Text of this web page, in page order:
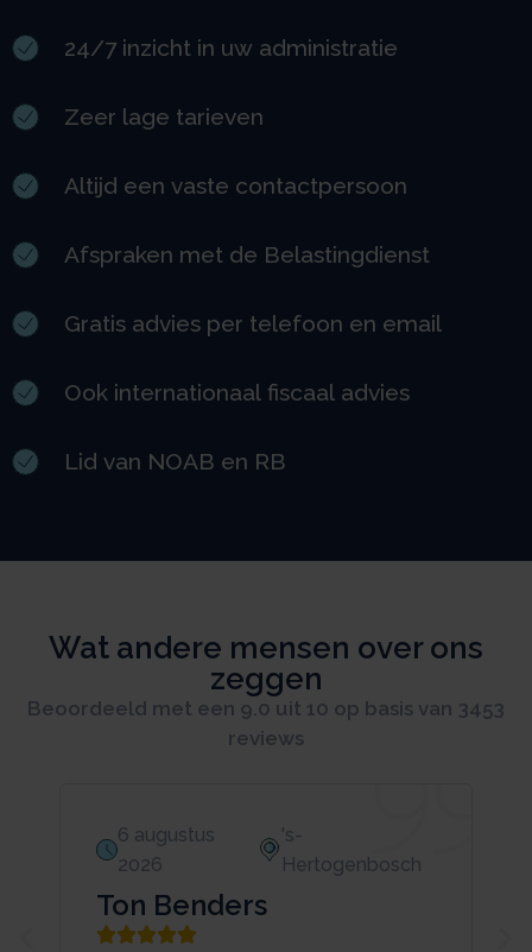
24/7 inzicht in uw administratie
Zeer lage tarieven
Altijd een vaste contactpersoon
Afspraken met de Belastingdienst
Gratis advies per telefoon en email
Ook internationaal fiscaal advies
Lid van NOAB en RB
Wat andere mensen over ons
zeggen
Beoordeeld met een 9.0 uit 10 op basis van 3453
reviews
6 augustus
2026
's-
Hertogenbosch
Ton Benders
